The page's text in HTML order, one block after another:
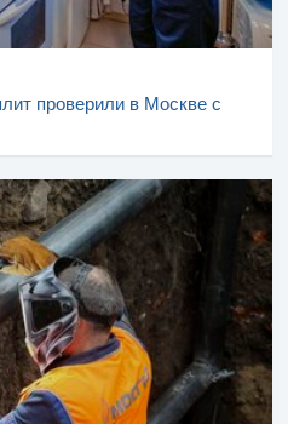
проверили в Москве с